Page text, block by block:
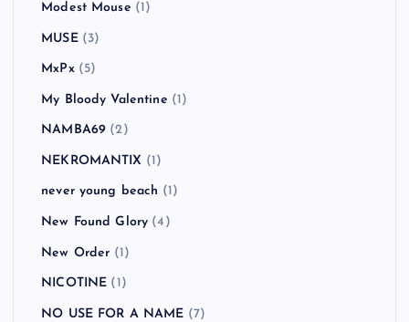
Modest Mouse (1)
MUSE(3)
MxPx(5)
My Bloody Valentine (1)
NAMBA69 (2)
NEKROMANTIX (1)
never young beach (1)
New Found Glory (4)
New Order (1)
NICOTINE (1)
NO USE FOR A NAME (7)